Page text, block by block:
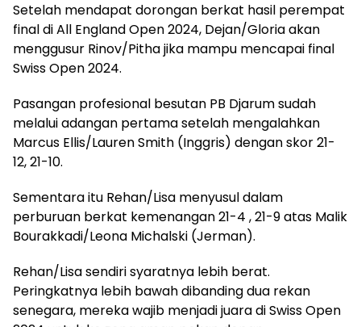
Setelah mendapat dorongan berkat hasil perempat
final di All England Open 2024, Dejan/Gloria akan
menggusur Rinov/Pitha jika mampu mencapai final
Swiss Open 2024.
Pasangan profesional besutan PB Djarum sudah
melalui adangan pertama setelah mengalahkan
Marcus Ellis/Lauren Smith (Inggris) dengan skor 21-
12, 21-10.
Sementara itu Rehan/Lisa menyusul dalam
perburuan berkat kemenangan 21-4 , 21-9 atas Malik
Bourakkadi/Leona Michalski (Jerman).
Rehan/Lisa sendiri syaratnya lebih berat.
Peringkatnya lebih bawah dibanding dua rekan
senegara, mereka wajib menjadi juara di Swiss Open